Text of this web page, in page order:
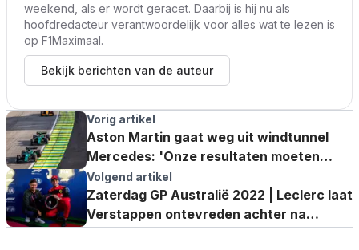
weekend, als er wordt geracet. Daarbij is hij nu als
hoofdredacteur verantwoordelijk voor alles wat te lezen is
op F1Maximaal.
Bekijk berichten van de auteur
Vorig artikel
Aston Martin gaat weg uit windtunnel
Mercedes: 'Onze resultaten moeten
overeen komen'
Volgend artikel
Zaterdag GP Australië 2022 | Leclerc laat
Verstappen ontevreden achter na
kwalificatie